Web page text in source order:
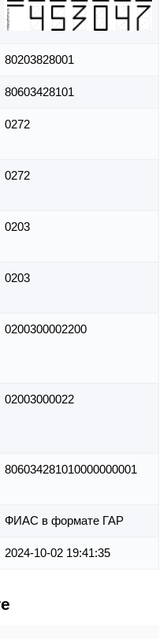
80203828001
80603428101
0272
0272
0203
0203
0200300002200
02003000022
806034281010000000001
ФИАС в формате ГАР
2024-10-02 19:41:35